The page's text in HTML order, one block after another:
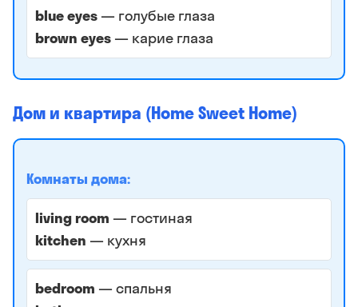
blue eyes — голубые глаза
brown eyes — карие глаза
Дом и квартира (Home Sweet Home)
Комнаты дома:
living room — гостиная
kitchen — кухня
bedroom — спальня